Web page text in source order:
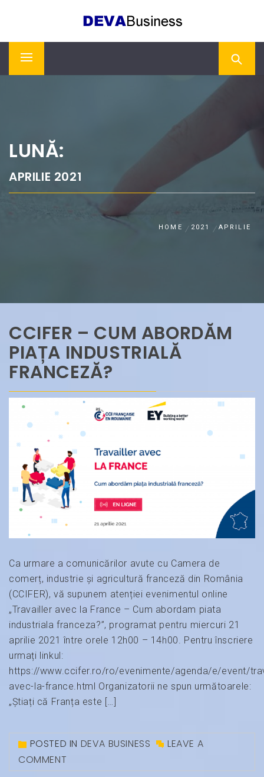
DEVA BUSINESS
Primary
LUNĂ:
APRILIE 2021
HOME 2021 APRILIE
CCIFER – CUM ABORDĂM
PIAȚA INDUSTRIALĂ
FRANCEZĂ?
Ca urmare a comunicărilor avute cu Camera de
comerț, industrie și agricultură franceză din România
(CCIFER), vă supunem atenției evenimentul online
„Travailler avec la France – Cum abordam piata
industriala franceza?”, programat pentru miercuri 21
aprilie 2021 între orele 12h00 – 14h00. Pentru înscriere
urmați linkul:
https://www.ccifer.ro/ro/evenimente/agenda/e/event/
avec-la-france.html Organizatorii ne spun următoarele:
„Știați că Franța este […]
POSTED IN DEVA BUSINESS
LEAVE A
COMMENT